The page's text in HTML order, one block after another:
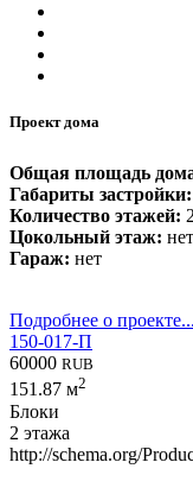
Проект дома
Общая площадь
Габариты застройки:
Количество этажей:
Цокольный этаж: нет
Гараж: нет
Подробнее о проекте...
150-017-П
60000 RUB
151.87 м2
Блоки
2 этажа
http://schema.org/